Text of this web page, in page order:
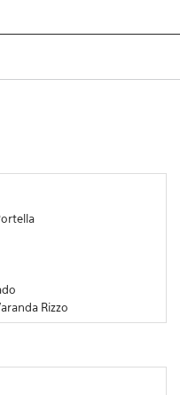
Rizzo